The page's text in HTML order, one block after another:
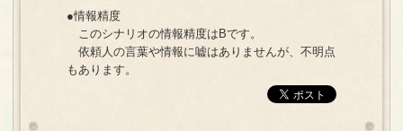
●情報精度
このシナリオの情報精度はBです。
依頼人の言葉や情報に嘘はありませんが、不明点
もあります。